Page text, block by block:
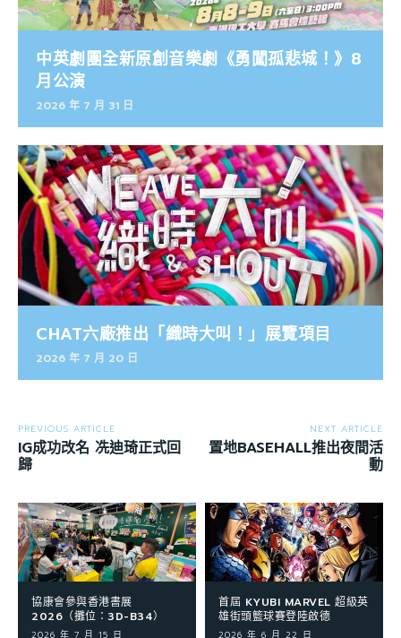
中英劇團全新原創音樂劇《勇闖孤悲城！》8
月公演
2026 年 7 月 31 日
CHAT六廠推出「織時大叫！」展覽項目
2026 年 7 月 20 日
PREVIOUS ARTICLE
IG成功改名 冼迪琦正式回
歸
NEXT ARTICLE
置地BASEHALL推出夜間活
動
協康會參與香港書展
2026（攤位：3D-B34）
2026 年 7 月 15 日
首屆 KYUBI MARVEL 超級英
雄街頭籃球賽登陸啟德
2026 年 6 月 22 日